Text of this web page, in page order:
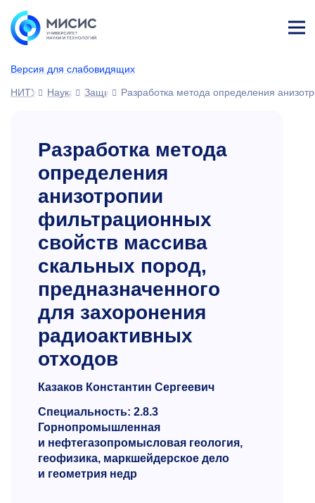
Версия для слабовидящих
ине
НИТУ МИСИС
Наука Защиты диссертаций
Разработка метода определения
Разработка метода
определения
анизотропии
фильтрационных
свойств массива
скальных пород,
предназначенного
для захоронения
радиоактивных
отходов
Казаков Константин Сергеевич
Специальность: 2.8.3
Горнопромышленная
и нефтегазопромысловая геология,
геофизика, маркшейдерское дело
и геометрия недр